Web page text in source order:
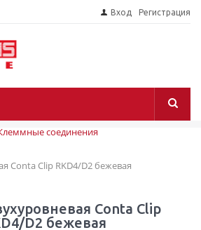
Вход Регистрация
соединения
Conta Clip RKD4/D2 бежевая
Conta Clip
D2 бежевая